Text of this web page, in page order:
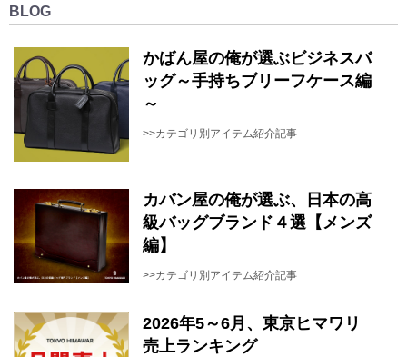
BLOG
かばん屋の俺が選ぶビジネスバ
ッグ～手持ちブリーフケース編
～
>>カテゴリ別アイテム紹介記事
カバン屋の俺が選ぶ、日本の高
級バッグブランド４選【メンズ
編】
>>カテゴリ別アイテム紹介記事
2026年5～6月、東京ヒマワリ
売上ランキング